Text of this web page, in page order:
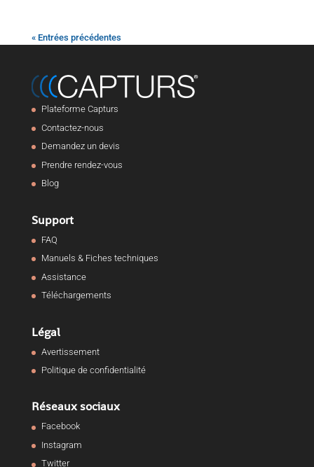
« Entrées précédentes
Plateforme Capturs
Contactez-nous
Demandez un devis
Prendre rendez-vous
Blog
Support
FAQ
Manuels & Fiches techniques
Assistance
Téléchargements
Légal
Avertissement
Politique de confidentialité
Réseaux sociaux
Facebook
Instagram
Twitter